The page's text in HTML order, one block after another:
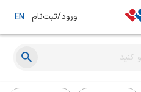
ورود/ثبت‌نام EN